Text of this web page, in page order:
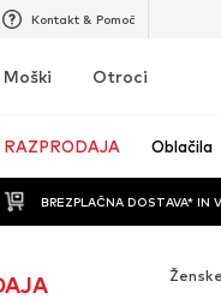
Kontakt & Pomoč
Moški Otroci
RAZPRODAJA Oblačila
BREZPLAČNA DOSTAVA* IN
Ženske